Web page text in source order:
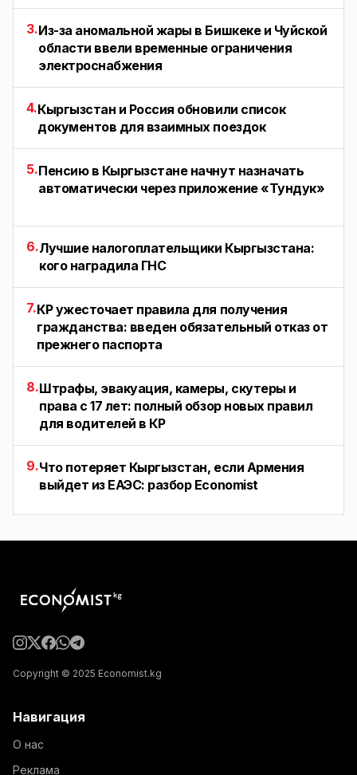
3.Из-за аномальной жары в Бишкеке и Чуйской
области ввели временные ограничения
электроснабжения
4.Кыргызстан и Россия обновили список
документов для взаимных поездок
5.Пенсию в Кыргызстане начнут назначать
автоматически через приложение «Тундук»
6.Лучшие налогоплательщики Кыргызстана:
кого наградила ГНС
7.КР ужесточает правила для получения
гражданства: введен обязательный отказ от
прежнего паспорта
8.Штрафы, эвакуация, камеры, скутеры и
права с 17 лет: полный обзор новых правил
для водителей в КР
9.Что потеряет Кыргызстан, если Армения
выйдет из ЕАЭС: разбор Economist
Copyright © 2025 Economist.kg
Навигация
О нас
Реклама